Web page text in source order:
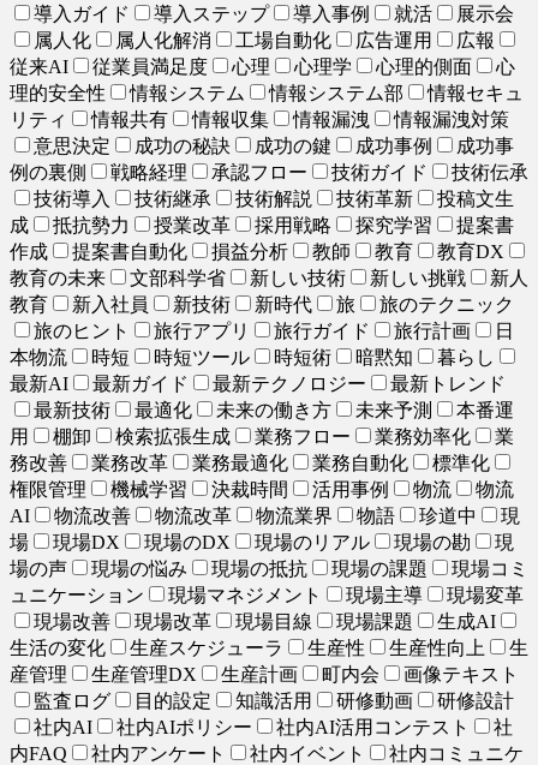
導入ガイド
導入ステップ 導入事例 就活
展示会
属人化
属人化解消 工場自動化 広告運用
広報
従来AI
従業員満足度 心理 心理学 心理的側面
心
理的安全性
情報システム 情報システム部
情報セキュ
リティ
情報共有 情報収集 情報漏洩
情報漏洩対策
意思決定
成功の秘訣 成功の鍵 成功事例
成功事
例の裏側
戦略経理 承認フロー 技術ガイド
技術伝承
技術導入
技術継承 技術解説 技術革新
投稿文生
成
抵抗勢力 授業改革 採用戦略 探究学習
提案書
作成
提案書自動化 損益分析 教師 教育
教育DX
教育の未来
文部科学省 新しい技術 新しい挑戦
新人
教育
新入社員 新技術 新時代 旅
旅のテクニック
旅のヒント
旅行アプリ 旅行ガイド 旅行計画
日
本物流
時短 時短ツール 時短術 暗黙知
暮らし
最新AI
最新ガイド 最新テクノロジー
最新トレンド
最新技術
最適化 未来の働き方 未来予測
本番運
用
棚卸 検索拡張生成 業務フロー 業務効率化
業
務改善
業務改革 業務最適化 業務自動化
標準化
権限管理
機械学習 決裁時間 活用事例 物流
物流
AI
物流改善 物流改革 物流業界 物語 珍道中
現
場
現場DX 現場のDX 現場のリアル 現場の勘
現
場の声
現場の悩み 現場の抵抗 現場の課題
現場コミ
ュニケーション
現場マネジメント 現場主導
現場変革
現場改善
現場改革 現場目線 現場課題
生成AI
生活の変化
生産スケジューラ 生産性 生産性向上
生
産管理
生産管理DX 生産計画 町内会
画像テキスト
監査ログ
目的設定 知識活用 研修動画
研修設計
社内AI
社内AIポリシー 社内AI活用コンテスト
社
内FAQ
社内アンケート 社内イベント 社内コミュニケ